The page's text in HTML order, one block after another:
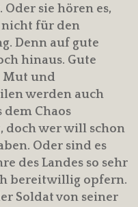
sie hören es,
nicht für den
Denn auf gute
hinaus. Gute
Mut und
werden auch
Chaos
doch wer will schon
Oder sind es
des Landes so sehr
bereitwillig opfern.
Soldat von seiner